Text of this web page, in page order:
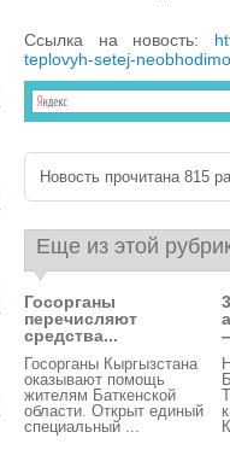
Ссылка на новость:
teplovyh-setej-
Новость прочитана 815
Еще из этой
Госорганы
перечисляют
средства...
Госорганы Кыргызстана
оказывают помощь
жителям Баткенской
области. Открыт единый
специальный ...